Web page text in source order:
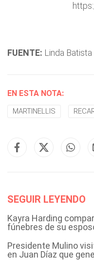
FUENTE: Linda Batista
EN ESTA NOTA:
MARTINELLIS
SEGUIR LEYENDO
Kayra Harding
fúnebres de su
Presidente Mulino
en Juan Díaz que